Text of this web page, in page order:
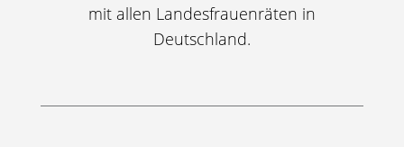
mit allen Landesfrauenräten in
Deutschland.